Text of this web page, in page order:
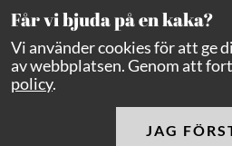
SÄKRA BETALNINGAR MED
Copyright Balders Hage2026
Får vi bjuda på en kaka?
Vi använder cookies för att ge
av webbplatsen. Genom att
policy.
JAG